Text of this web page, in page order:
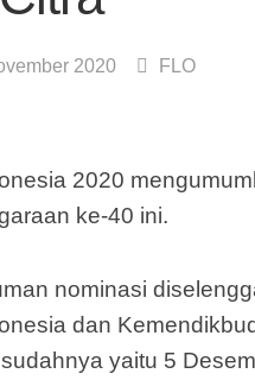
2020 FLO
2020
ke-40 ini.
nominasi
dan
yaitu 5